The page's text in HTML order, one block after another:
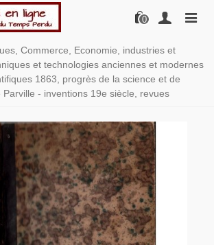
0
Commerce, Economie, industries et
et technologies anciennes et modernes
1863, progrès de la science et de
- inventions 19e siècle, revues